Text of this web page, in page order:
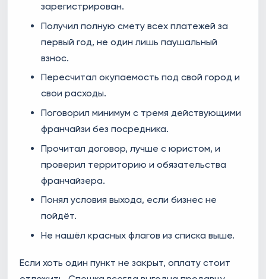
зарегистрирован.
Получил полную смету всех платежей за
первый год, не один лишь паушальный
взнос.
Пересчитал окупаемость под свой город и
свои расходы.
Поговорил минимум с тремя действующими
франчайзи без посредника.
Прочитал договор, лучше с юристом, и
проверил территорию и обязательства
франчайзера.
Понял условия выхода, если бизнес не
пойдёт.
Не нашёл красных флагов из списка выше.
Если хоть один пункт не закрыт, оплату стоит